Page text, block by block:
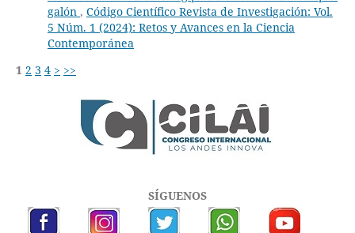
galón , Código Científico Revista de Investigación: Vol.
5 Núm. 1 (2024): Retos y Avances en la Ciencia
Contemporánea
1 2 3 4 > >>
SÍGUENOS